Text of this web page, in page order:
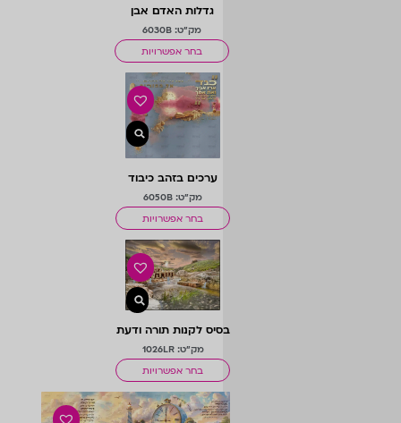
גדלות האדם אבן
מק"ט: 6030B
בחר אפשרויות
ערכים בזהב כיבוד
הוריםמק"ט: 6050B
בחר אפשרויות
בסיס לקנות תורה ודעת
מק"ט: 1026LR
בחר אפשרויות